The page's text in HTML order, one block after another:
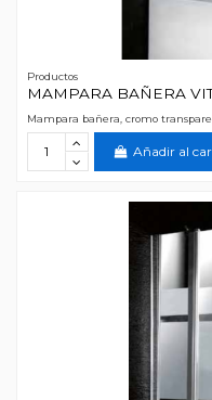
Productos
MAMPARA BAÑERA
Mampara bañera, cromo
Añadir al